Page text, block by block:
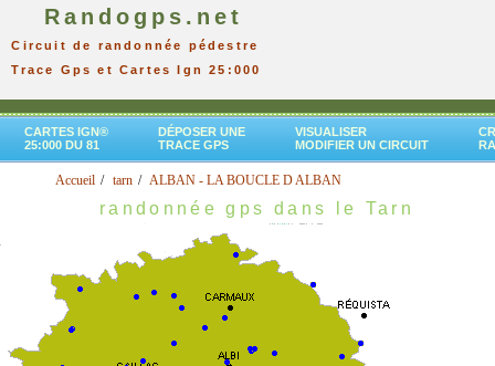
Randogps.net
Circuit de randonnée pédestre
Trace Gps et Cartes Ign 25:000
CARTES IGN®
25:000 DU 81
DÉPOSER UNE
TRACE GPS
VISUALISER
MODIFIER UN CIRCUIT
Accueil tarn ALBAN - LA BOUCLE D ALBAN
randonnée gps dans le Tarn